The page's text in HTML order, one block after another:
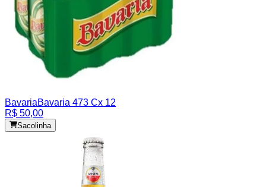
BavariaBavaria 473 Cx 12
R$ 50,00
Sacolinha